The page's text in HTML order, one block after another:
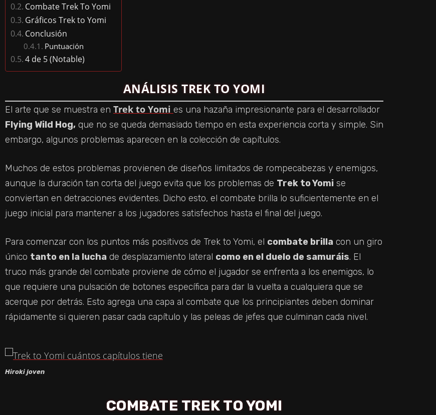
Combate Trek To Yomi
Gráficos Trek to Yomi
Conclusión
Puntuación
4 de 5 (Notable)
ANÁLISIS TREK TO YOMI
El arte que se muestra en Trek to Yomi es una hazaña impresionante para el desarrollador
Flying Wild Hog, que no se queda demasiado tiempo en esta experiencia corta y simple. Sin
embargo, algunos problemas aparecen en la colección de capítulos.
Muchos de estos problemas provienen de diseños limitados de rompecabezas y enemigos,
aunque la duración tan corta del juego evita que los problemas de Trek to Yomi se
conviertan en detracciones evidentes. Dicho esto, el combate brilla lo suficientemente en el
juego inicial para mantener a los jugadores satisfechos hasta el final del juego.
Para comenzar con los puntos más positivos de Trek to Yomi, el combate brilla con un giro
único tanto en la lucha de desplazamiento lateral como en el duelo de samuráis. El
truco más grande del combate proviene de cómo el jugador se enfrenta a los enemigos, lo
que requiere una pulsación de botones específica para dar la vuelta a cualquiera que se
acerque por detrás. Esto agrega una capa al combate que los principiantes deben dominar
rápidamente si quieren pasar cada capítulo y las peleas de jefes que culminan cada nivel.
Hiroki joven
COMBATE TREK TO YOMI